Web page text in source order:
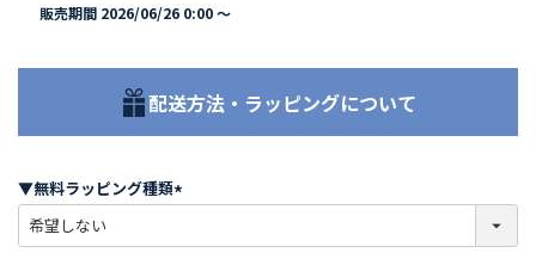
販売期間 2026/06/26 0:00〜
配送方法・ラッピングについて
▼無料ラッピング種類
必